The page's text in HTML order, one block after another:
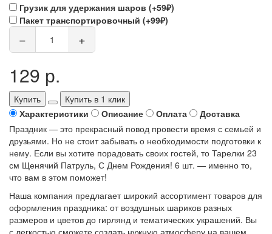
Грузик для удержания шаров (+59₽)
Пакет транспортировочный (+99₽)
− +
129 р.
Купить
Купить в 1 клик
Характеристики
Описание Оплата
Доставка
Праздник — это прекрасный повод провести время с семьей и
друзьями. Но не стоит забывать о необходимости подготовки к
нему. Если вы хотите порадовать своих гостей, то Тарелки 23
см Щенячий Патруль, С Днем Рождения! 6 шт. — именно то,
что вам в этом поможет!
Наша компания предлагает широкий ассортимент товаров для
оформления праздника: от воздушных шариков разных
размеров и цветов до гирлянд и тематических украшений. Вы
с легкостью сможете создать нужную атмосферу на вашем